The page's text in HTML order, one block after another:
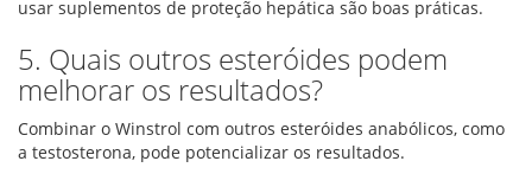
usar suplementos de proteção hepática são boas práticas.
5. Quais outros esteróides podem
melhorar os resultados?
Combinar o Winstrol com outros esteróides anabólicos, como
a testosterona, pode potencializar os resultados.